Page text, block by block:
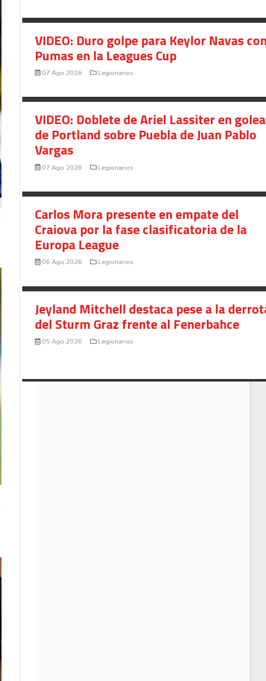
Your Add Here !!
Radio Actual107.1FM
VIDEO: Duro golpe para Keylor Navas
Pumas en la Leagues Cup
07 Ago 2026 Legionarios
VIDEO: Doblete de Ariel Lassiter en
de Portland sobre Puebla de Juan Pablo
Vargas
07 Ago 2026 Legionarios
Carlos Mora presente en empate del
Craiova por la fase clasificatoria de la
Europa League
06 Ago 2026 Legionarios
Jeyland Mitchell destaca pese a la
del Sturm Graz frente al Fenerbahce
05 Ago 2026 Legionarios